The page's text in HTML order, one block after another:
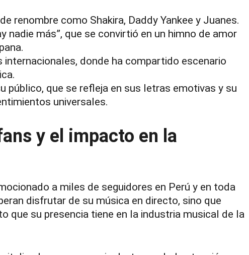
renombre como Shakira, Daddy Yankee y Juanes.
nadie más”, que se convirtió en un himno de amor
donde ha compartido escenario
público, que se refleja en sus letras emotivas y su
universales.
y el impacto en la
a miles de seguidores en Perú y en toda
disfrutar de su música en directo, sino que
que su presencia tiene en la industria musical de la